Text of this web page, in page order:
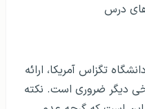
درس
تگزاس آمریکا، ارائه
دیگر ضروری است. نکته